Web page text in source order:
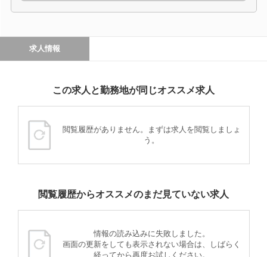
求人情報
この求人と勤務地が同じオススメ求人
閲覧履歴がありません。まずは求人を閲覧しましょ
う。
閲覧履歴からオススメのまだ見ていない求人
情報の読み込みに失敗しました。
画面の更新をしても表示されない場合は、しばらく
経ってから再度お試しください。